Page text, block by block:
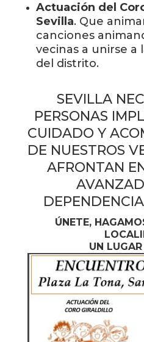
Actuación del
Sevilla. Que
canciones
vecinas a unirse a
del distrito.
SEVILLA
PERSONAS
CUIDADO Y
DE NUESTROS
AFRONTAN
ÚNETE,
UN